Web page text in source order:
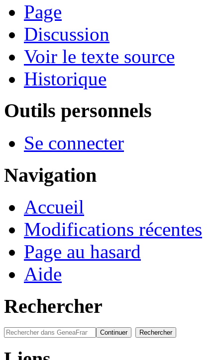
Page
Discussion
Voir le texte source
Historique
Outils personnels
Se connecter
Navigation
Accueil
Modifications récentes
Page au hasard
Aide
Rechercher